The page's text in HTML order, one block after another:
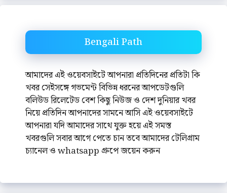
Bengali Path
আমাদের এই ওয়েবসাইটে আপনারা প্রতিদিনের প্রতিটা কি
খবর সেইসঙ্গে গভমেন্ট বিভিন্ন ধরনের আপডেটগুলি
বলিউড রিলেটেড বেশ কিছু নিউজ ও দেশ দুনিয়ার খবর
নিয়ে প্রতিদিন আপনাদের সামনে আসি এই ওয়েবসাইটে
আপনারা যদি আমাদের সাথে যুক্ত হয়ে এই সমস্ত
খবরগুলি সবার আগে পেতে চান তবে আমাদের টেলিগ্রাম
চ্যানেল ও whatsapp গ্রুপে জয়েন করুন